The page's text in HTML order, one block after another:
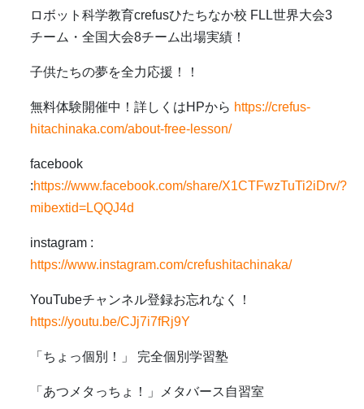
ロボット科学教育crefusひたちなか校 FLL世界大会3
チーム・全国大会8チーム出場実績！
子供たちの夢を全力応援！！
無料体験開催中！詳しくはHPから https://crefus-
hitachinaka.com/about-free-lesson/
facebook
:https://www.facebook.com/share/X1CTFwzTuTi2iDrv/?
mibextid=LQQJ4d
instagram :
https://www.instagram.com/crefushitachinaka/
YouTubeチャンネル登録お忘れなく！
https://youtu.be/CJj7i7fRj9Y
「ちょっ個別！」 完全個別学習塾
「あつメタっちょ！」メタバース自習室